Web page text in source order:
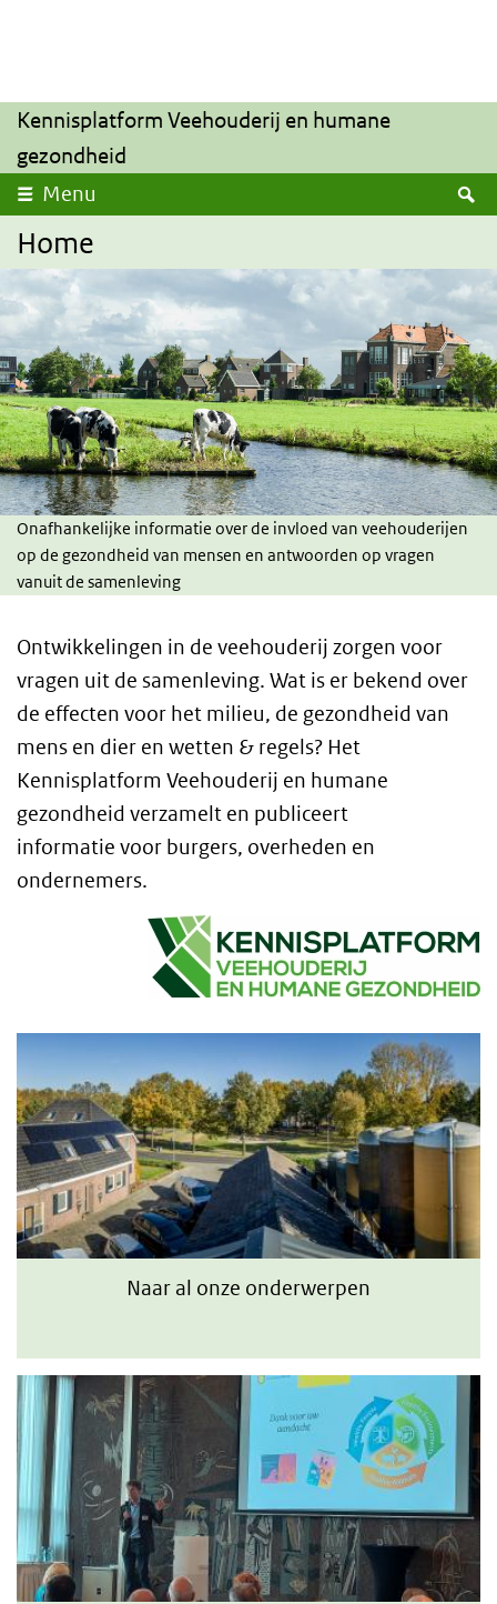
Kennisplatform Veehouderij en humane
gezondheid
Menu
Home
Onafhankelijke informatie over de invloed van veehouderijen
op de gezondheid van mensen en antwoorden op vragen
vanuit de samenleving
Ontwikkelingen in de veehouderij zorgen voor
vragen uit de samenleving. Wat is er bekend over
de effecten voor het milieu, de gezondheid van
mens en dier en wetten & regels? Het
Kennisplatform Veehouderij en humane
gezondheid verzamelt en publiceert
informatie voor burgers, overheden en
ondernemers.
Naar al onze onderwerpen
Naar al onze onderwerpen
Bijeenkomsten van het Kennisplatform